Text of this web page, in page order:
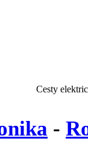
Cesty
-